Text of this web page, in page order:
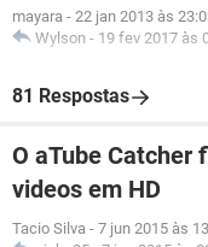
mayara - 22 jan 2013 às
Wylson - 19 fev 2017 às
81 Respostas
O aTube Catcher
videos em HD
Tacio Silva - 7 jun 2015 às